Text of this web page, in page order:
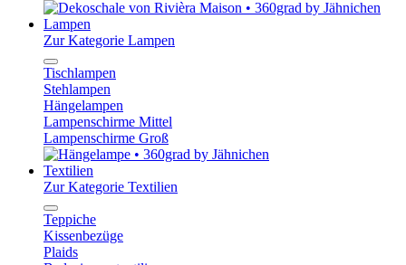
Lampen
Zur Kategorie Lampen
Tischlampen
Stehlampen
Hängelampen
Lampenschirme Mittel
Lampenschirme Groß
Textilien
Zur Kategorie Textilien
Teppiche
Kissenbezüge
Plaids